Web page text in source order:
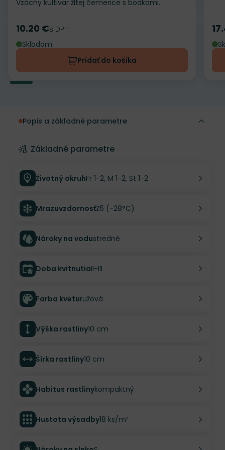
Vzácny kultivar žltej čemerice s bodkami.
Cena
10.20 €s DPH
Skladom
Pridať do košíka
Popis a základné parametre
Základné parametre
Životný okruhFr 1-2, M 1-2, St 1-2
MrazuvzdornosťZ5 (-28°C)
Nároky na vodustredné
Doba kvitnutiaII-III
Farba kveturužová
Výška rastliny10 cm
Šírka rastliny10 cm
Habitus rastlinykompaktný
Hustota výsadby18 ks/m²